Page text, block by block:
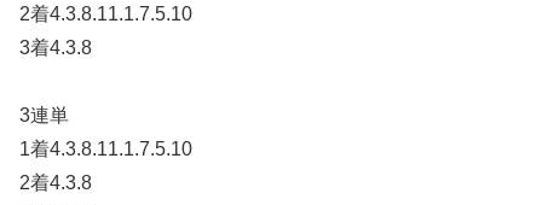
2着4.3.8.11.1.7.5.10
3着4.3.8
3連単
1着4.3.8.11.1.7.5.10
2着4.3.8